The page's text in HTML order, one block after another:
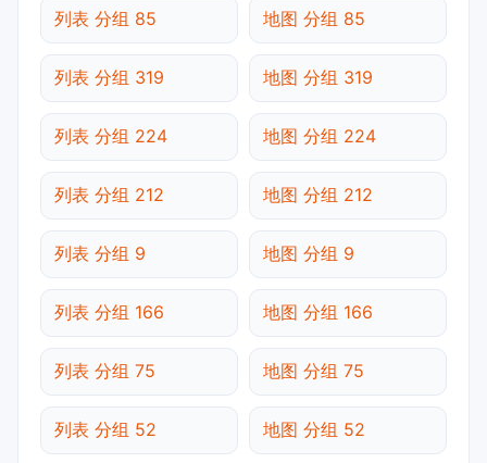
列表 分组 85 地图 分组 85
列表 分组 319 地图 分组 319
列表 分组 224 地图 分组 224
列表 分组 212 地图 分组 212
列表 分组 9 地图 分组 9
列表 分组 166 地图 分组 166
列表 分组 75 地图 分组 75
列表 分组 52 地图 分组 52